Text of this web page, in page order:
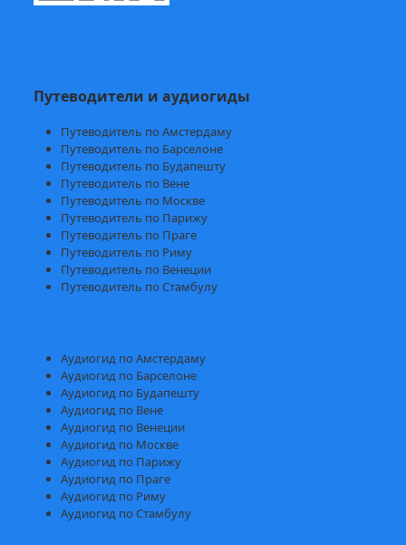
Путеводители и аудиогиды
Путеводитель по Амстердаму
Путеводитель по Барселоне
Путеводитель по Будапешту
Путеводитель по Вене
Путеводитель по Москве
Путеводитель по Парижу
Путеводитель по Праге
Путеводитель по Риму
Путеводитель по Венеции
Путеводитель по Стамбулу
Аудиогид по Амстердаму
Аудиогид по Барселоне
Аудиогид по Будапешту
Аудиогид по Вене
Аудиогид по Венеции
Аудиогид по Москве
Аудиогид по Парижу
Аудиогид по Праге
Аудиогид по Риму
Аудиогид по Стамбулу